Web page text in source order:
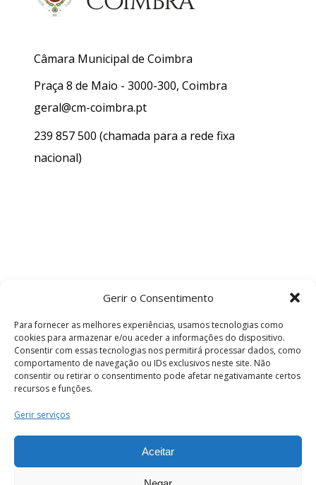
Gerir o Consentimento
Para fornecer as melhores experiências, usamos tecnologias como
cookies para armazenar e/ou aceder a informações do dispositivo.
Consentir com essas tecnologias nos permitirá processar dados, como
comportamento de navegação ou IDs exclusivos neste site. Não
consentir ou retirar o consentimento pode afetar negativamante certos
recursos e funções.
Gerir serviços
Aceitar
Câmara Municipal de Coimbra
Praça 8 de Maio - 3000-300, Coimbra
geral@cm-coimbra.pt
239 857 500 (chamada para a rede fixa
nacional)
Termos e Condições
os direitos reservados.